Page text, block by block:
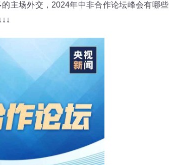
场外交，2024年中非合作论坛峰会有哪些